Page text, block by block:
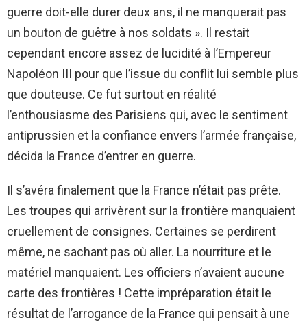
guerre doit-elle durer deux ans, il ne manquerait pas
un bouton de guêtre à nos soldats ». Il restait
cependant encore assez de lucidité à l’Empereur
Napoléon III pour que l’issue du conflit lui semble plus
que douteuse. Ce fut surtout en réalité
l’enthousiasme des Parisiens qui, avec le sentiment
antiprussien et la confiance envers l’armée française,
décida la France d’entrer en guerre.
Il s’avéra finalement que la France n’était pas prête.
Les troupes qui arrivèrent sur la frontière manquaient
cruellement de consignes. Certaines se perdirent
même, ne sachant pas où aller. La nourriture et le
matériel manquaient. Les officiers n’avaient aucune
carte des frontières ! Cette impréparation était le
résultat de l’arrogance de la France qui pensait à une